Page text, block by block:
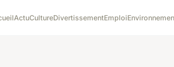
ActuCultureDivertissementEmploi